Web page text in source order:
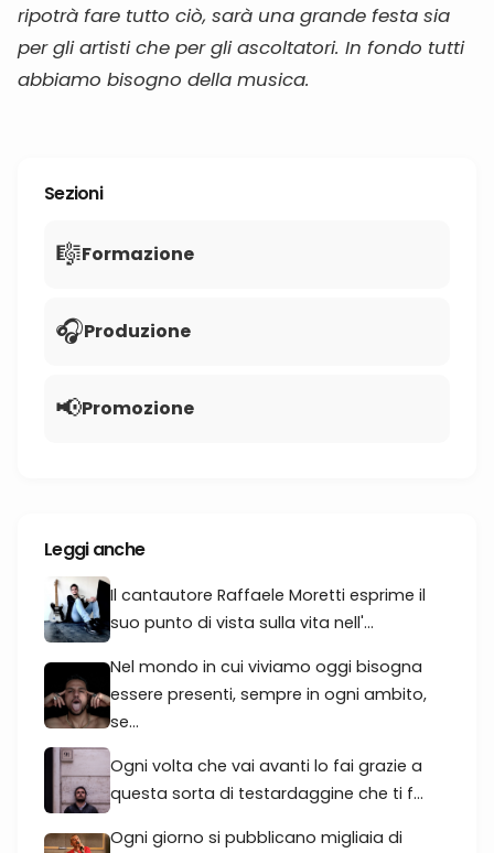
ripotrà fare tutto ciò, sarà una grande festa sia
per gli artisti che per gli ascoltatori. In fondo tutti
abbiamo bisogno della musica.
Sezioni
🎼Formazione
🎧Produzione
📢Promozione
Leggi anche
Il cantautore Raffaele Moretti esprime il
suo punto di vista sulla vita nell'...
Nel mondo in cui viviamo oggi bisogna
essere presenti, sempre in ogni ambito,
se...
Ogni volta che vai avanti lo fai grazie a
questa sorta di testardaggine che ti f...
Ogni giorno si pubblicano migliaia di